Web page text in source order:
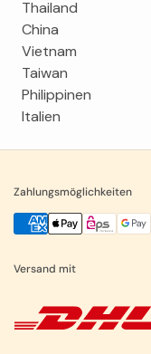
Thailand
China
Vietnam
Taiwan
Philippinen
Italien
Zahlungsmöglichkeiten
Versand mit